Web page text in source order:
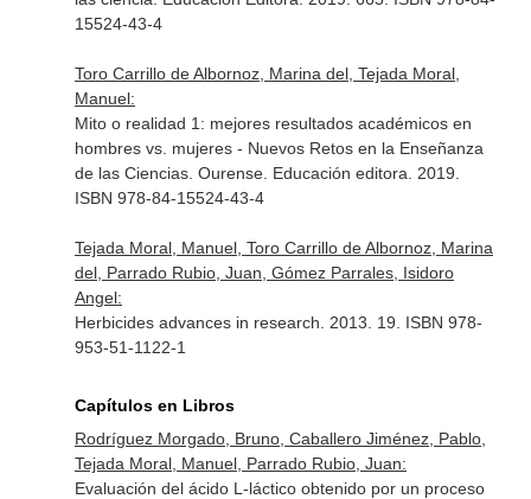
15524-43-4
Toro Carrillo de Albornoz, Marina del, Tejada Moral,
Manuel:
Mito o realidad 1: mejores resultados académicos en
hombres vs. mujeres - Nuevos Retos en la Enseñanza
de las Ciencias. Ourense. Educación editora. 2019.
ISBN 978-84-15524-43-4
Tejada Moral, Manuel, Toro Carrillo de Albornoz, Marina
del, Parrado Rubio, Juan, Gómez Parrales, Isidoro
Angel:
Herbicides advances in research. 2013. 19. ISBN 978-
953-51-1122-1
Capítulos en Libros
Rodríguez Morgado, Bruno, Caballero Jiménez, Pablo,
Tejada Moral, Manuel, Parrado Rubio, Juan:
Evaluación del ácido L-láctico obtenido por un proceso